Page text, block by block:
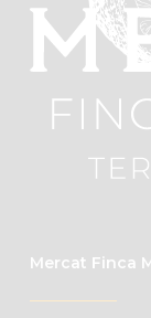
Mercat Finca